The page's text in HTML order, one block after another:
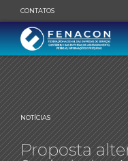
CONTATOS
NOTÍCIAS
Proposta